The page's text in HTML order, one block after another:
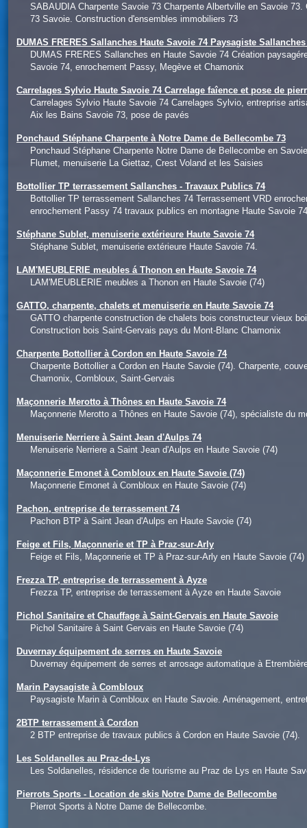
SABAUDIA Charpente Savoie 73 Charpente Albertville en Savoie
73 Savoie. Construction d'ensembles immobiliers 73
DUMAS FRERES Sallanches Haute Savoie 74 Paysagiste
DUMAS FRERES Sallanches en Haute Savoie 74 Création
Savoie 74, enrochement Passy, Megève et Chamonix
Carrelages Sylvio Haute Savoie 74 Carrelage faîence et pose de
Carrelages Sylvio Haute Savoie 74 Carrelages Sylvio, entreprise
Aix les Bains Savoie 73, pose de pavés
Ponchaud Stéphane Charpente à Notre Dame de Bellecombe 73
Ponchaud Stéphane Charpente Notre Dame de Bellecombe en
Flumet, menuiserie La Giettaz, Crest Voland et les Saisies
Bottollier TP terrassement Sallanches - Travaux Publics 74
Bottollier TP terrassement Sallanches 74 Terrassement VRD
enrochement Passy 74 travaux publics en montagne Haute Savoie 74
Stéphane Sublet, menuiserie extérieure Haute Savoie 74
Stéphane Sublet, menuiserie extérieure Haute Savoie 74.
LAM'MEUBLERIE meubles á Thonon en Haute Savoie 74
LAM'MEUBLERIE meubles a Thonon en Haute Savoie (74)
GATTO, charpente, chalets et menuiserie en Haute Savoie 74
GATTO charpente construction de chalets bois constructeur vieux
Construction bois Saint-Gervais pays du Mont-Blanc Chamonix
Charpente Bottollier à Cordon en Haute Savoie 74
Charpente Bottollier a Cordon en Haute Savoie (74). Charpente,
Chamonix, Combloux, Saint-Gervais
Maçonnerie Merotto à Thônes en Haute Savoie 74
Maçonnerie Merotto a Thônes en Haute Savoie (74), spécialiste du
Menuiserie Nerriere à Saint Jean d'Aulps 74
Menuiserie Nerriere a Saint Jean d'Aulps en Haute Savoie (74)
Maçonnerie Emonet à Combloux en Haute Savoie (74)
Maçonnerie Emonet à Combloux en Haute Savoie (74)
Pachon, entreprise de terrassement 74
Pachon BTP à Saint Jean d'Aulps en Haute Savoie (74)
Feige et Fils, Maçonnerie et TP à Praz-sur-Arly
Feige et Fils, Maçonnerie et TP à Praz-sur-Arly en Haute Savoie (74)
Frezza TP, entreprise de terrassement à Ayze
Frezza TP, entreprise de terrassement à Ayze en Haute Savoie
Pichol Sanitaire et Chauffage à Saint-Gervais en Haute Savoie
Pichol Sanitaire à Saint Gervais en Haute Savoie (74)
Duvernay équipement de serres en Haute Savoie
Duvernay équipement de serres et arrosage automatique à
Marin Paysagiste à Combloux
Paysagiste Marin à Combloux en Haute Savoie. Aménagement,
2BTP terrassement à Cordon
2 BTP entreprise de travaux publics à Cordon en Haute Savoie (74).
Les Soldanelles au Praz-de-Lys
Les Soldanelles, résidence de tourisme au Praz de Lys en Haute
Pierrots Sports - Location de skis Notre Dame de Bellecombe
Pierrot Sports à Notre Dame de Bellecombe.